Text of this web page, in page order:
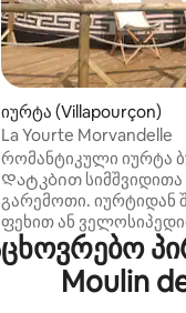
5‑დან 5,
იურტა (Villapourçon)
La Yourte Morvandelle
​​რომანტიკული იურტა
Დატკბით
გარემოთი. იურტიდან
ფეხით ან
ბუნებაში გასვლა.
კოცონთან,
კერძები და დატკბით
Moulin